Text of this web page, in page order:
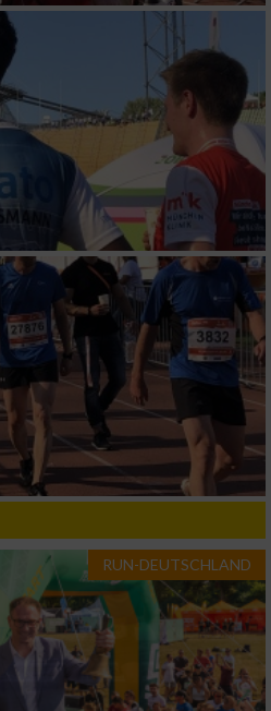
RUN-DEUTSCHLAND